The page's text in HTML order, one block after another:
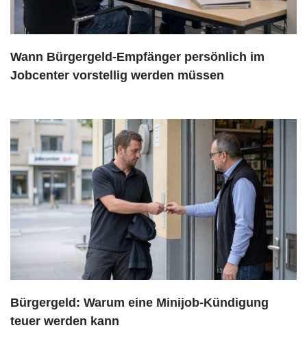
Wann Bürgergeld-Empfänger persönlich im
Jobcenter vorstellig werden müssen
Bürgergeld: Warum eine Minijob-Kündigung
teuer werden kann